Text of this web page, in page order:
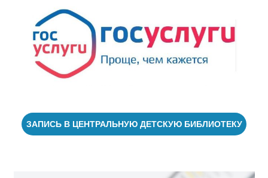
ЗАПИСЬ В ЦЕНТРАЛЬНУЮ ДЕТСКУЮ БИБЛИОТЕКУ